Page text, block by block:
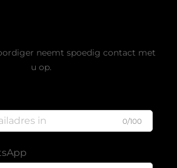
neemt spoedig contact met
u op.
0/100